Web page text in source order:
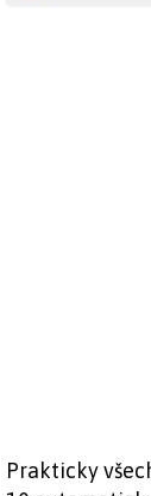
Prakticky